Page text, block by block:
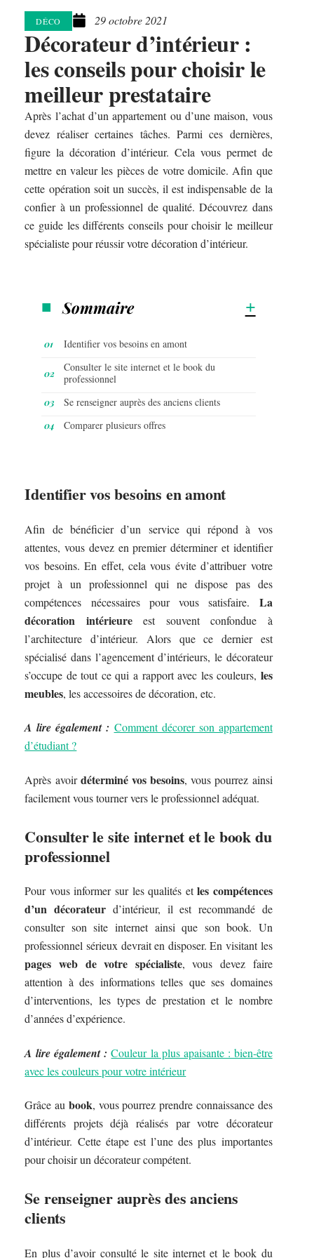
DÉCO 29 octobre 2021
Décorateur d’intérieur :
les conseils pour choisir le
meilleur prestataire
Après l’achat d’un appartement ou d’une maison, vous
devez réaliser certaines tâches. Parmi ces dernières,
figure la décoration d’intérieur. Cela vous permet de
mettre en valeur les pièces de votre domicile. Afin que
cette opération soit un succès, il est indispensable de la
confier à un professionnel de qualité. Découvrez dans
ce guide les différents conseils pour choisir le meilleur
spécialiste pour réussir votre décoration d’intérieur.
Sommaire
Identifier vos besoins en amont
Consulter le site internet et le book du
professionnel
Se renseigner auprès des anciens clients
Comparer plusieurs offres
Identifier vos besoins en amont
Afin de bénéficier d’un service qui répond à vos
attentes, vous devez en premier déterminer et identifier
vos besoins. En effet, cela vous évite d’attribuer votre
projet à un professionnel qui ne dispose pas des
compétences nécessaires pour vous satisfaire. La
décoration intérieureest souvent confondue à
l’architecture d’intérieur. Alors que ce dernier est
spécialisé dans l’agencement d’intérieurs, le décorateur
s’occupe de tout ce qui a rapport avec les couleurs, les
meubles, les accessoires de décoration, etc.
A lire également : Comment décorer son appartement
d’étudiant ?
Après avoirdéterminé vos besoins, vous pourrez ainsi
facilement vous tourner vers le professionnel adéquat.
Consulter le site internet et le book du
professionnel
Pour vous informer sur les qualités etles compétences
d’un décorateur d’intérieur, il est recommandé de
consulter son site internet ainsi que son book. Un
professionnel sérieux devrait en disposer. En visitant les
pages web de votre spécialiste, vous devez faire
attention à des informations telles que ses domaines
d’interventions, les types de prestation et le nombre
d’années d’expérience.
A lire également : Couleur la plus apaisante : bien-être
avec les couleurs pour votre intérieur
Grâce au book, vous pourrez prendre connaissance des
différents projets déjà réalisés par votre décorateur
d’intérieur. Cette étape est l’une des plus importantes
pour choisir un décorateur compétent.
Se renseigner auprès des anciens
clients
En plus d’avoir consulté le site internet et le book du